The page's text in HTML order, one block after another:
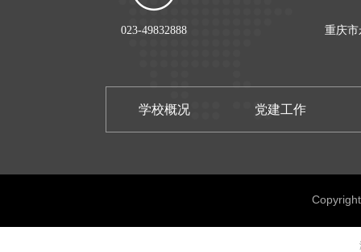
023-49832888 重庆市
学校概况 党建工作